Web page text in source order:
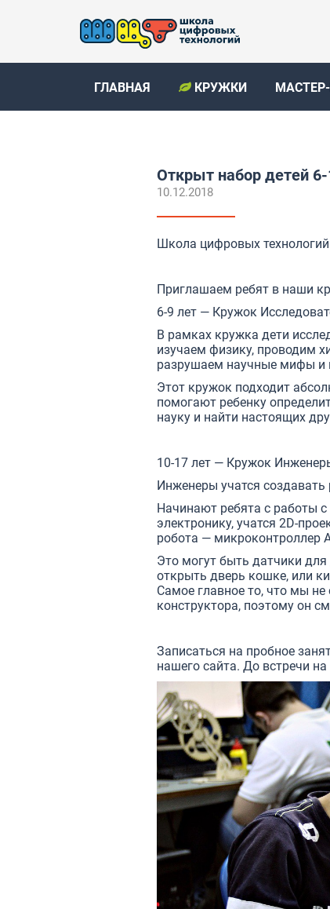
ГЛАВНАЯ КРУЖКИ
Открыт набор детей
10.12.2018
Школа цифровых
Приглашаем ребят в наши
6-9 лет — Кружок
В рамках кружка дети
изучаем физику, проводим
разрушаем научные мифы и
Этот кружок подходит
помогают ребенку
науку и найти настоящих
10-17 лет — Кружок
Инженеры учатся создавать
Начинают ребята с работы
электронику, учатся 2D-
робота — микроконтроллер
Это могут быть датчики
открыть дверь кошке, или
Самое главное то, что мы
конструктора, поэтому он
Записаться на пробное
нашего сайта. До встречи на